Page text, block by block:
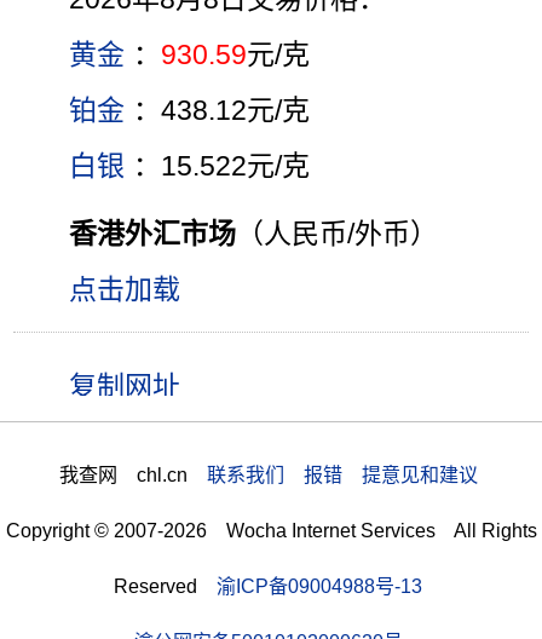
黄金 ： 930.59元/克
铂金 ：438.12元/克
白银 ：15.522元/克
香港外汇市场 （人民币/外币）
点击加载
我查网 chl.cn 联系我们 报错 提意见和建议
Copyright © 2007-2026 Wocha Internet Services All Rights
Reserved 渝ICP备09004988号-13